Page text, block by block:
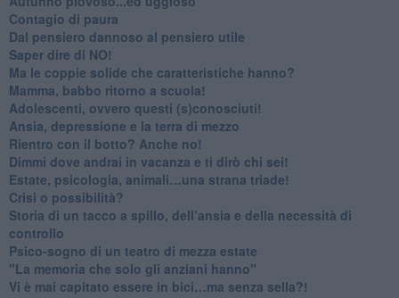
​Contagio di paura
​Dal pensiero dannoso al pensiero utile
​Saper dire di NO!
​Ma le coppie solide che caratteristiche hanno?
​Mamma, babbo ritorno a scuola!
Adolescenti, ovvero questi (s)conosciuti!
Ansia, depressione e la terra di mezzo
​Rientro con il botto? Anche no!
Dimmi dove andrai in vacanza e ti dirò chi sei!
​Estate, psicologia, animali…una strana triade!
​Crisi o possibilità?
​Storia di un tacco a spillo, dell’ansia e della necessità di
controllo
​Psico-sogno di un teatro di mezza estate
"La memoria che solo gli anziani hanno"
​Vi è mai capitato essere in bici…ma senza sella?!